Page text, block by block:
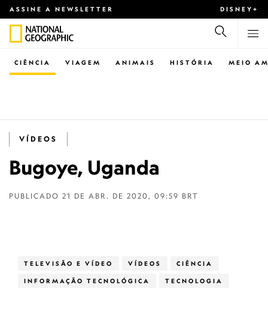
ASSINE A NEWSLETTER DISNEY+
CIÊNCIA VIAGEM ANIMAIS HISTÓRIA MEIO
VÍDEOS
Bugoye, Uganda
PUBLICADO 21 DE ABR. DE 2020, 09:59 BRT
TELEVISÃO E VÍDEO VÍDEOS CIÊNCIA
INFORMAÇÃO TECNOLÓGICA TECNOLOGIA